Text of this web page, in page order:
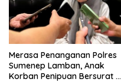
Merasa Penanganan Polres
Sumenep Lamban, Anak
Korban Penipuan Bersurat ke